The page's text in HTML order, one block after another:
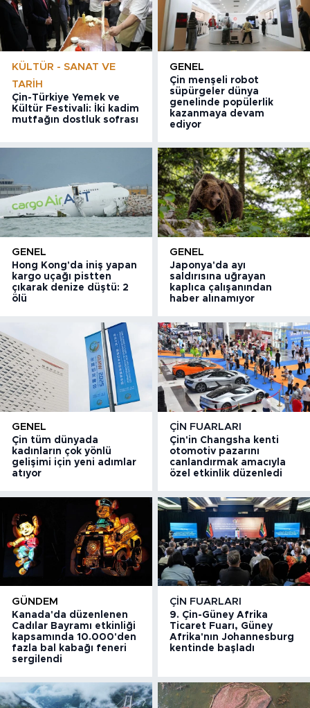
KÜLTÜR - SANAT VE
TARIH
Çin-Türkiye Yemek ve
Kültür Festivali: İki kadim
mutfağın dostluk sofrası
GENEL
Çin menşeli robot
süpürgeler dünya
genelinde popülerlik
kazanmaya devam
ediyor
GENEL
Hong Kong'da iniş yapan
kargo uçağı pistten
çıkarak denize düştü: 2
ölü
GENEL
Japonya'da ayı
saldırısına uğrayan
kaplıca çalışanından
haber alınamıyor
GENEL
Çin tüm dünyada
kadınların çok yönlü
gelişimi için yeni adımlar
atıyor
ÇIN FUARLARI
Çin'in Changsha kenti
otomotiv pazarını
canlandırmak amacıyla
özel etkinlik düzenledi
GÜNDEM
Kanada'da düzenlenen
Cadılar Bayramı etkinliği
kapsamında 10.000'den
fazla bal kabağı feneri
sergilendi
ÇIN FUARLARI
9. Çin-Güney Afrika
Ticaret Fuarı, Güney
Afrika'nın Johannesburg
kentinde başladı